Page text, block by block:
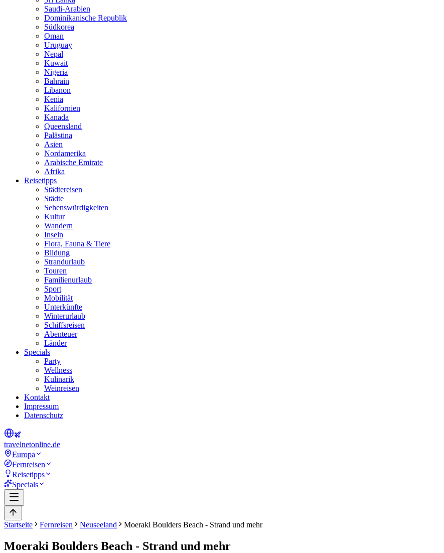
Saudi-Arabien
Dominikanische Republik
Südkorea
Oman
Uruguay
Nepal
Kuwait
Nigeria
Bahrain
Libanon
Kenia
Kalifornien
Kanada
Queensland
Palästina
Asien
Nordamerika
Arabische Emirate
Afrika
Reisetipps
Städtereisen
Städte
Sehenswürdigkeiten
Kultur
Wandern
Inseln
Flora, Fauna & Tiere
Bildung
Strandurlaub
Touren
Familienurlaub
Sport
Mobilität
Unterkünfte
Winterurlaub
Schiffsreisen
Abenteuer
Länder
Specials
Party
Wellness
Kulinarik
Weinreisen
Kontakt
Impressum
Datenschutz
travelnetonline.de
Europa
Fernreisen
Reisetipps
Specials
Startseite Fernreisen Neuseeland Moeraki Boulders Beach - Strand und mehr
Moeraki Boulders Beach - Strand und mehr